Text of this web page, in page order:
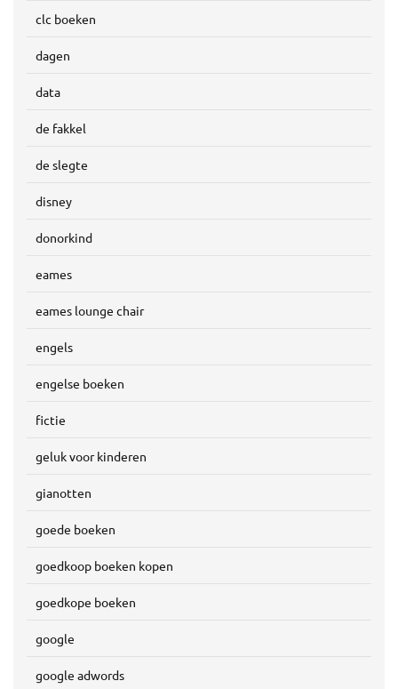
clc boeken
dagen
data
de fakkel
de slegte
disney
donorkind
eames
eames lounge chair
engels
engelse boeken
fictie
geluk voor kinderen
gianotten
goede boeken
goedkoop boeken kopen
goedkope boeken
google
google adwords